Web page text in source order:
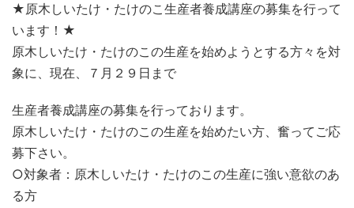
★原木しいたけ・たけのこ生産者養成講座の募集を行って
います！★
原木しいたけ・たけのこの生産を始めようとする方々を対
象に、現在、７月２９日まで
生産者養成講座の募集を行っております。
原木しいたけ・たけのこの生産を始めたい方、奮ってご応
募下さい。
○対象者：原木しいたけ・たけのこの生産に強い意欲のあ
る方